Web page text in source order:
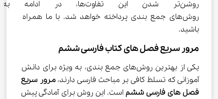
روشن‌تر شدن این تفاوت‌ها، در
روش‌های جمع بندی پرداخته خواهد شد. با ما همراه
باشید.
مرور سریع فصل های کتاب فارسی ششم
یکی از بهترین روش‌های جمع بندی، به ویژه برای دانش
آموزانی که تسلط کافی بر مباحث فارسی دارند، مرور سریع
فصل های فارسی ششم است. این روش برای آمادگی پیش